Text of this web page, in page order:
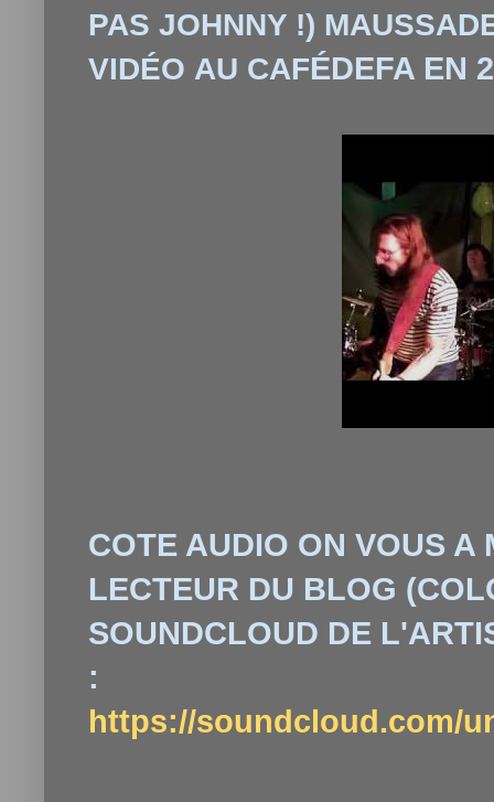
PAS JOHNNY !)
VIDÉO AU CAFÉDEFA EN
COTE AUDIO ON VOUS A
LECTEUR DU BLOG
SOUNDCLOUD DE
:
https://soundcloud.com/